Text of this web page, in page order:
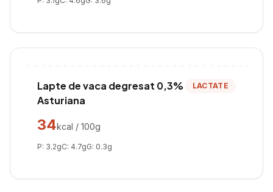
Lapte de vaca degresat 0,3%
Asturiana
LACTATE
34kcal / 100g
P: 3.2gC: 4.7gG: 0.3g